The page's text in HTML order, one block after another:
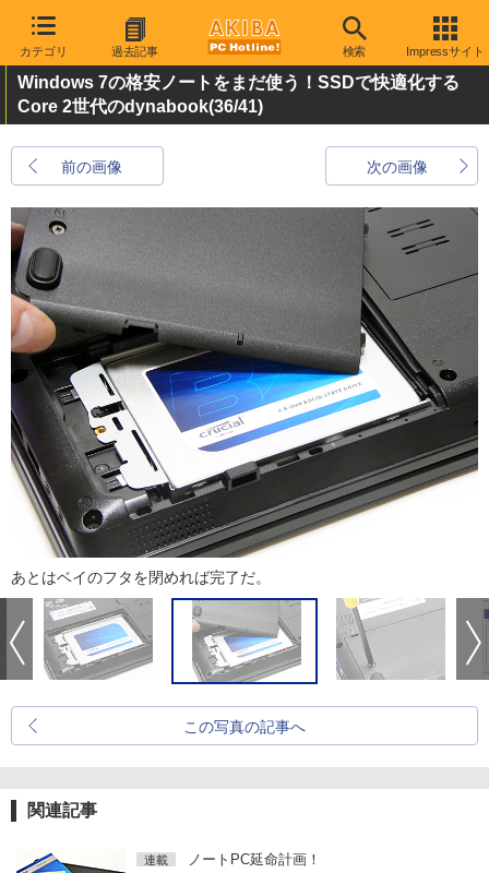
カテゴリ 過去記事 検索 Impressサイト
Windows 7の格安ノートをまだ使う！SSDで快適化する
Core 2世代のdynabook(36/41)
前の画像 次の画像
あとはベイのフタを閉めれば完了だ。
この写真の記事へ
関連記事
連載 ノートPC延命計画！